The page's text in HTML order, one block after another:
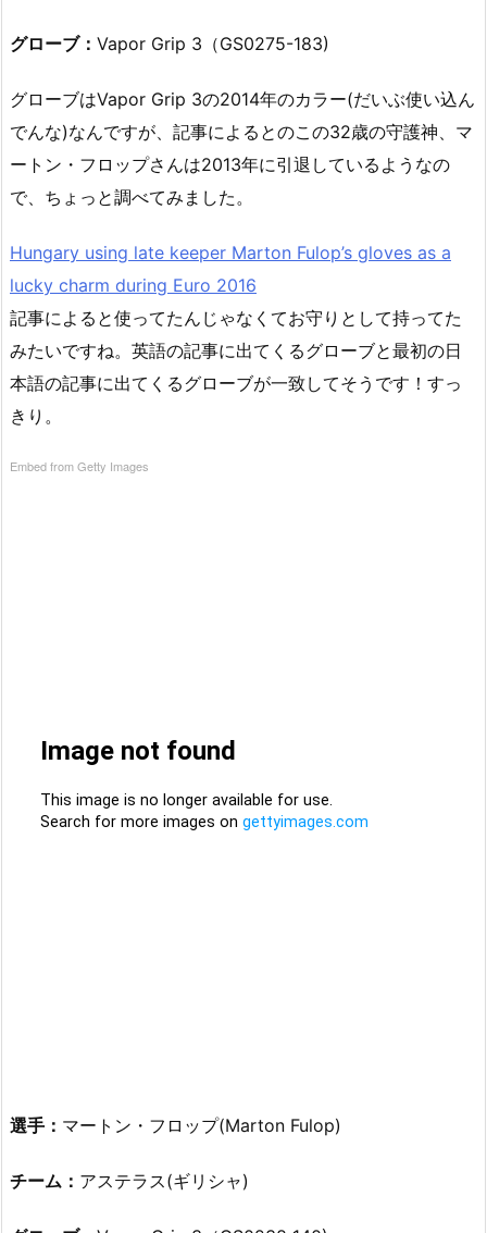
グローブ： Vapor Grip 3（GS0275-183)
グローブはVapor Grip 3の2014年のカラー(だいぶ使い込ん
でんな)なんですが、記事によるとのこの32歳の守護神、マ
ートン・フロップさんは2013年に引退しているようなの
で、ちょっと調べてみました。
Hungary using late keeper Marton Fulop’s gloves as a
lucky charm during Euro 2016
記事によると使ってたんじゃなくてお守りとして持ってた
みたいですね。英語の記事に出てくるグローブと最初の日
本語の記事に出てくるグローブが一致してそうです！すっ
きり。
Embed from Getty Images
選手： マートン・フロップ(Marton Fulop)
チーム： アステラス(ギリシャ)